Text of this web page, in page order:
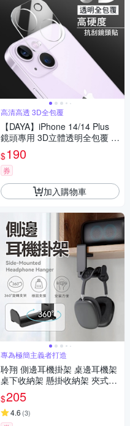
高清高透 3D全包覆
【DAYA】iPhone 14/14 Plus
鏡頭專用 3D立體透明全包覆 高
硬度抗刮保護貼
$190
券
加入購物車
專為極簡主義者打造
聆翔 側邊耳機掛架 桌邊耳機架
桌下收納架 懸掛收納架 夾式支
架 頭戴耳罩式耳機架 360度旋
轉掛臂 理線槽
$205
4.6 (3)